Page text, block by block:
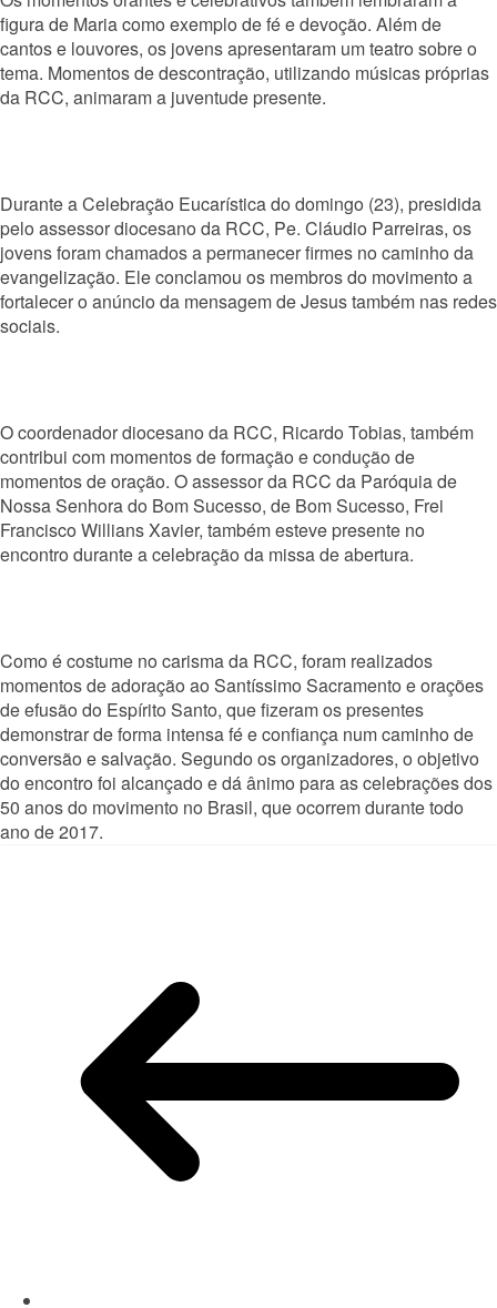
figura de Maria como exemplo de fé e devoção. Além de
cantos e louvores, os jovens apresentaram um teatro sobre o
tema. Momentos de descontração, utilizando músicas próprias
da RCC, animaram a juventude presente.
Durante a Celebração Eucarística do domingo (23), presidida
pelo assessor diocesano da RCC, Pe. Cláudio Parreiras, os
jovens foram chamados a permanecer firmes no caminho da
evangelização. Ele conclamou os membros do movimento a
fortalecer o anúncio da mensagem de Jesus também nas redes
sociais.
O coordenador diocesano da RCC, Ricardo Tobias, também
contribui com momentos de formação e condução de
momentos de oração. O assessor da RCC da Paróquia de
Nossa Senhora do Bom Sucesso, de Bom Sucesso, Frei
Francisco Willians Xavier, também esteve presente no
encontro durante a celebração da missa de abertura.
Como é costume no carisma da RCC, foram realizados
momentos de adoração ao Santíssimo Sacramento e orações
de efusão do Espírito Santo, que fizeram os presentes
demonstrar de forma intensa fé e confiança num caminho de
conversão e salvação. Segundo os organizadores, o objetivo
do encontro foi alcançado e dá ânimo para as celebrações dos
50 anos do movimento no Brasil, que ocorrem durante todo
ano de 2017.